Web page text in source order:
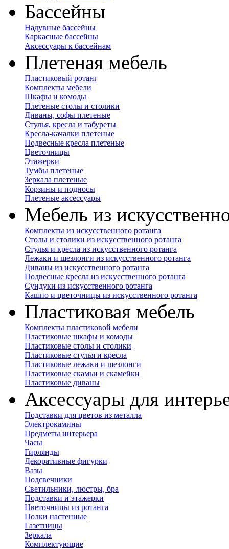
Бассейны
Надувные бассейны
Каркасные бассейны
Аксессуары к бассейнам
Плетеная мебель
Пластиковый ротанг
Комплекты мебели
Шкафы и комоды
Плетеные столы и столики
Диваны, софы плетеные
Стулья, кресла и табуреты
Кресла-качалки плетеные
Подвесные кресла плетеные
Цветочницы
Этажерки
Тумбы плетеные
Зеркала плетеные
Корзины и подносы
Плетеные аксессуары
Мебель из
Комплекты из искусственного ротанга
Столы и столики из искусственного ротанга
Стулья и кресла из искусственного ротанга
Лежаки и шезлонги из искусственного ротанга
Диваны из искусственного ротанга
Подвесные кресла из искусственного ротанга
Сундуки из искусственного ротанга
Кашпо и цветочницы из искусственного ротанга
Пластиковая мебель
Комплекты пластиковой мебели
Пластиковые шкафы и комоды
Пластиковые столы и столики
Пластиковые стулья и кресла
Пластиковые лежаки и шезлонги
Пластиковые скамьи и скамейки
Пластиковые диваны
Аксессуары для
Подставки для цветов из металла
Электрокамины
Предметы интерьера
Часы
Гирлянды
Декоративные фигурки
Вазы
Подсвечники
Светильники, люстры, бра
Подставки и этажерки
Цветочницы из ротанга
Полки настенные
Газетницы
Зеркала
Комплектующие